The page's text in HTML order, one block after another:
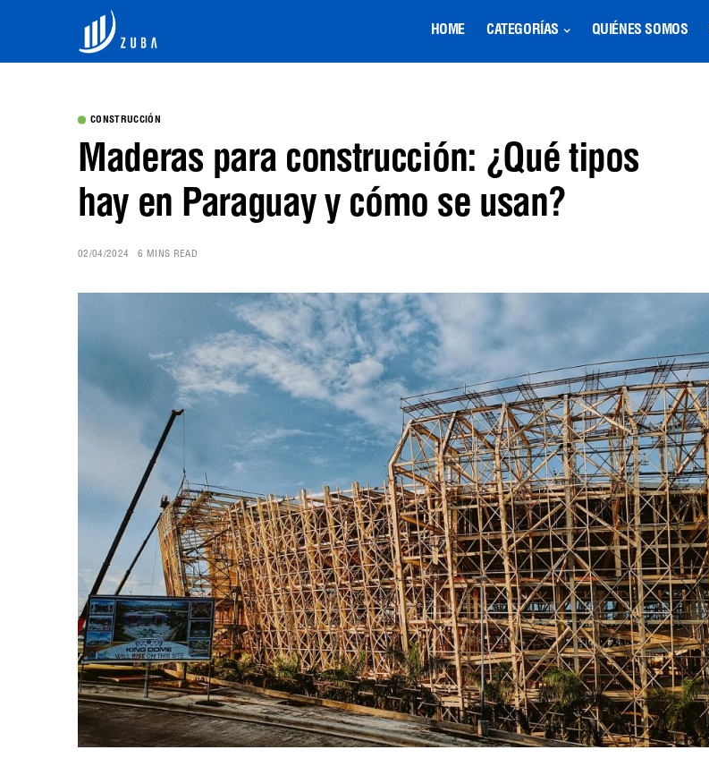
HOME CATEGORÍAS QUIÉNES SOMOS
CONSTRUCCIÓN
Maderas para construcción: ¿Qué tipos
hay en Paraguay y cómo se usan?
02/04/2024 6 MINS READ